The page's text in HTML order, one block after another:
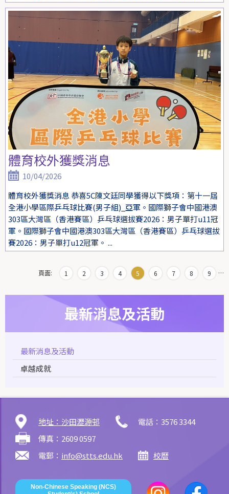
體育校外獲獎消息
10/04/2026
體育校外獲獎消息 恭喜5C陳文廷同學獲得以下獎項：第十一屆
全港小學區際乒乓球比賽(男子組)_亞軍。國際獅子會中國港澳
303區大灣區（香港賽區）乒乓球選拔賽2026：男子單打u11冠
軍。國際獅子會中國港澳303區大灣區（香港賽區）乒乓球選拔
賽2026：男子單打u12冠軍。 ...
頁面: 1 2 3 4 5 6 7 8 9 …
最新消息及活動
最新消息及活動
卓越成就
地址：沙田瀝源邨
電話：3576 3344
傳真：2609 0597
電郵： info@stts.edu.hk 校曆
Non-Chinese Speaking (NCS)